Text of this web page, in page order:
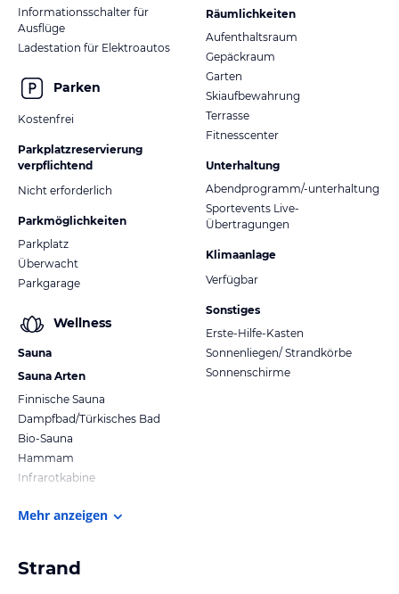
Informationsschalter für
Ausflüge
Ladestation für Elektroautos
Parken
Kostenfrei
Parkplatzreservierung
verpflichtend
Nicht erforderlich
Parkmöglichkeiten
Parkplatz
Überwacht
Parkgarage
Wellness
Sauna
Sauna Arten
Finnische Sauna
Dampfbad/Türkisches Bad
Bio-Sauna
Hammam
Infrarotkabine
Räumlichkeiten
Aufenthaltsraum
Gepäckraum
Garten
Skiaufbewahrung
Terrasse
Fitnesscenter
Unterhaltung
Abendprogramm/-unterhaltung
Sportevents Live-
Übertragungen
Klimaanlage
Verfügbar
Sonstiges
Erste-Hilfe-Kasten
Sonnenliegen/ Strandkörbe
Sonnenschirme
Mehr anzeigen
Strand